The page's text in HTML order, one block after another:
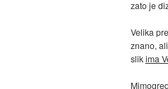
zato je
Velika
znano,
slikima